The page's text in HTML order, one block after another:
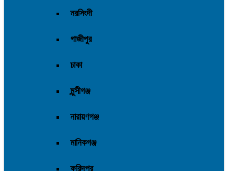
নরসিংদী
গাজীপুর
ঢাকা
মুন্সীগঞ্জ
নারায়ণগঞ্জ
মানিকগঞ্জ
ফরিদপুর